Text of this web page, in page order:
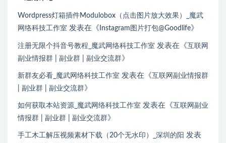
Wordpress灯箱插件Modulobox（点击图片放大效果）_魔武
网络科技工作室 发表在《 Instagram图片打包@Goodlife》
注册无限个抖音号教程_魔武网络科技工作室 发表在《互联网
副业情报群 | 副业群 | 副业交流群》
新群友必看_魔武网络科技工作室 发表在《互联网副业情报群
| 副业群 | 副业交流群》
如何获取本站资源_魔武网络科技工作室 发表在《互联网副业
情报群 | 副业群 | 副业交流群》
手工木工解压视频素材下载（20个无水印）_深圳的阳 发表